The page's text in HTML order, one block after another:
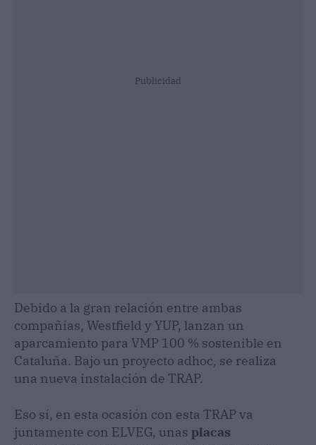
Publicidad
Debido a la gran relación entre ambas
compañías, Westfield y YUP, lanzan un
aparcamiento para VMP 100 % sostenible en
Cataluña. Bajo un proyecto adhoc, se realiza
una nueva instalación de TRAP.
Eso sí, en esta ocasión con esta TRAP va
juntamente con ELVEG, unas placas